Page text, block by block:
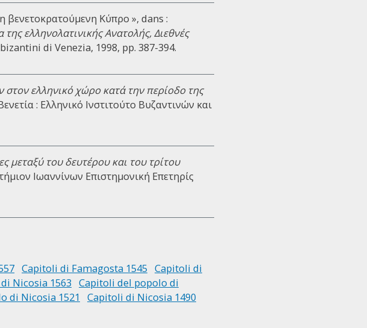
βενετοκρατούμενη Κύπρο », dans :
ελληνολατινικής Ανατολής, Διεθνές
di Venezia, 1998, pp. 387-394.
ελληνικό χώρο κατά την περίοδο της
: Ελληνικό Ινστιτούτο Βυζαντινών και
μεταξύ του δευτέρου και του τρίτου
Ιωαννίνων Επιστημονική Επετηρίς
Capitoli di Famagosta 1545 Capitoli di
Nicosia 1563 Capitoli del popolo di
di Nicosia 1521
Capitoli di Nicosia 1490